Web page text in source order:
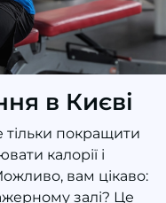
в Києві
тільки покращити
калорії і
вам цікаво:
залі? Це